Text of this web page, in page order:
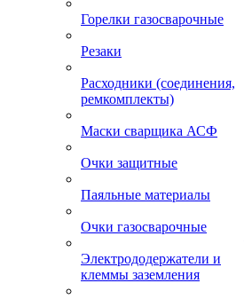
Горелки газосварочные
Резаки
Расходники (соединения,
ремкомплекты)
Маски сварщика АСФ
Очки защитные
Паяльные материалы
Очки газосварочные
Электрододержатели и
клеммы заземления